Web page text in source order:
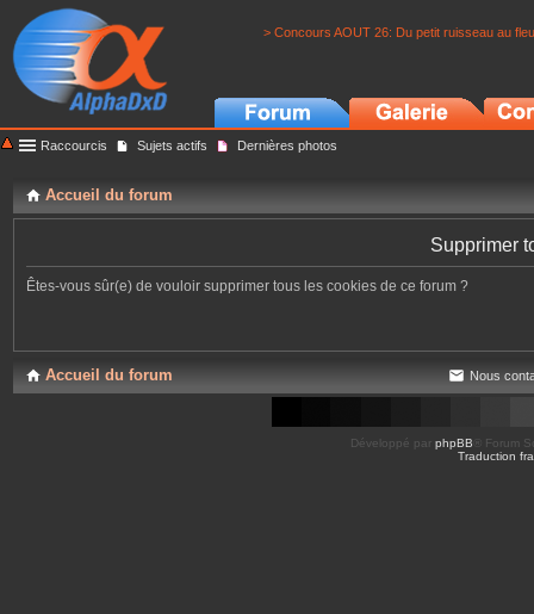
> Concours AOUT 26: Du petit ruisseau au
Raccourcis Sujets actifs Dernières photos
Accueil du forum
Supprimer
Êtes-vous sûr(e) de vouloir supprimer tous les cookies de ce forum ?
Accueil du forum Nous
Développé par phpBB ® Forum
Traduction